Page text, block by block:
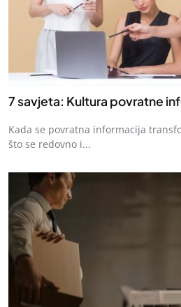
7 savjeta: Kultura povratne
Kada se povratna informacija
što se redovno i...